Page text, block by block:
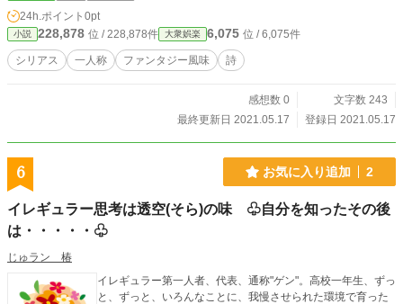
24h.ポイント 0pt
小説 228,878 位 / 228,878件 大衆娯楽 6,075 位 / 6,075件
シリアス 一人称 ファンタジー風味 詩
感想数 0
文字数 243
最終更新日 2021.05.17
登録日 2021.05.17
6 お気に入り追加 2
イレギュラー思考は透空(そら)の味 ♧自分を知ったその後
は・・・・・♧
じゅラン 椿
イレギュラー第一人者、代表、通称"ゲン"。高校一年生、ずっ
と、ずっと、いろんなことに、我慢させられた環境で育った